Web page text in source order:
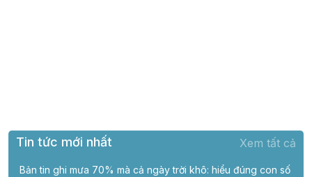
Tin tức mới nhất Xem tất cả
Bản tin ghi mưa 70% mà cả ngày trời khô: hiểu đúng con số